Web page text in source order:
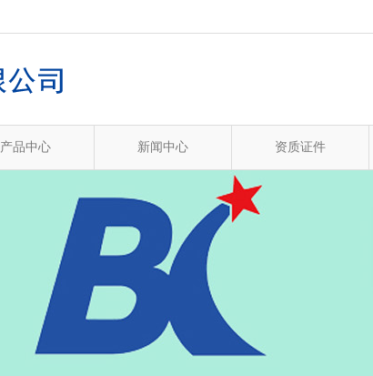
产品中心 新闻中心 资质证件